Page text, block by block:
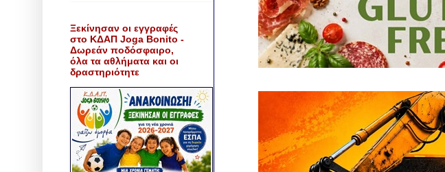
Ξεκίνησαν οι εγγραφές
στο ΚΔΑΠ Joga Bonito -
Δωρεάν ποδόσφαιρο,
όλα τα αθλήματα και οι
δραστηριότητε